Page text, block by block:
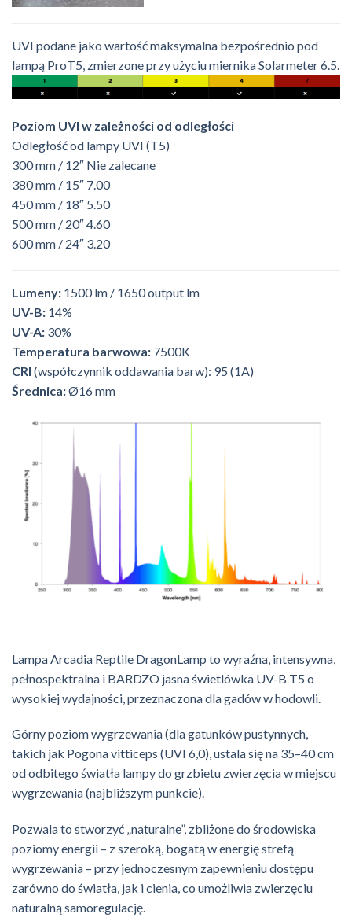
UVI podane jako wartość maksymalna bezpośrednio pod
lampą ProT5, zmierzone przy użyciu miernika Solarmeter 6.5.
Poziom UVI w zależności od odległości
Odległość od lampy UVI (T5)
300 mm / 12″ Nie zalecane
380 mm / 15″ 7.00
450 mm / 18″ 5.50
500 mm / 20″ 4.60
600 mm / 24″ 3.20
Lumeny: 1500 lm / 1650 output lm
UV-B: 14%
UV-A: 30%
Temperatura barwowa: 7500K
CRI (współczynnik oddawania barw): 95 (1A)
Średnica:Ø16 mm
Lampa Arcadia Reptile DragonLamp to wyraźna, intensywna,
pełnospektralna i BARDZO jasna świetlówka UV-B T5 o
wysokiej wydajności, przeznaczona dla gadów w hodowli.
Górny poziom wygrzewania (dla gatunków pustynnych,
takich jak Pogona vitticeps (UVI 6,0), ustala się na 35–40 cm
od odbitego światła lampy do grzbietu zwierzęcia w miejscu
wygrzewania (najbliższym punkcie).
Pozwala to stworzyć „naturalne”, zbliżone do środowiska
poziomy energii – z szeroką, bogatą w energię strefą
wygrzewania – przy jednoczesnym zapewnieniu dostępu
zarówno do światła, jak i cienia, co umożliwia zwierzęciu
naturalną samoregulację.